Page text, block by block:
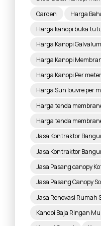
Garden
Harga
Harga kanopi buka
Harga Kanopi
Harga Kanopi
Harga Kanopi Per
Harga Sun louvre per
Harga tenda
Harga tenda
Jasa Kontraktor
Jasa Kontraktor
Jasa Pasang canopy
Jasa Pasang Canopy
Jasa Renovasi Rumah
Kanopi Baja Ringan